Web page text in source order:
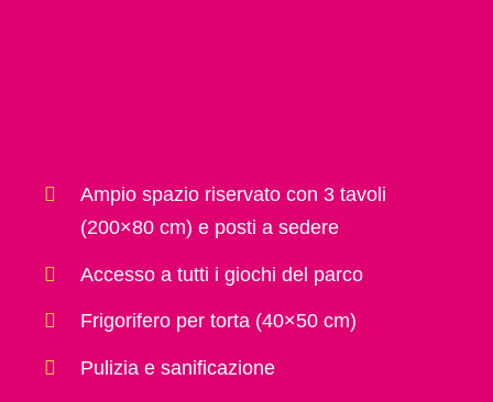
Ampio spazio riservato con 3 tavoli
(200×80 cm) e posti a sedere
Accesso a tutti i giochi del parco
Frigorifero per torta (40×50 cm)
Pulizia e sanificazione